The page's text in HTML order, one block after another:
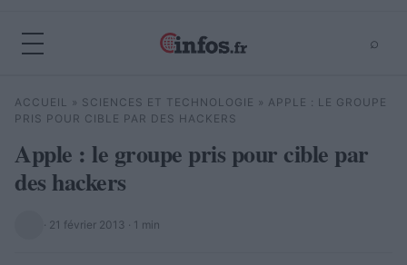
⌕
Rechercher ⌕ ×
ACCUEIL » SCIENCES ET TECHNOLOGIE » APPLE : LE GROUPE
PRIS POUR CIBLE PAR DES HACKERS
Apple : le groupe pris pour cible par
des hackers
· 21 février 2013 · 1 min